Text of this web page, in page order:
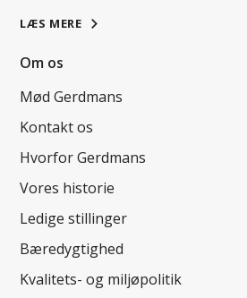
LÆS MERE
Om os
Mød Gerdmans
Kontakt os
Hvorfor Gerdmans
Vores historie
Ledige stillinger
Bæredygtighed
Kvalitets- og miljøpolitik